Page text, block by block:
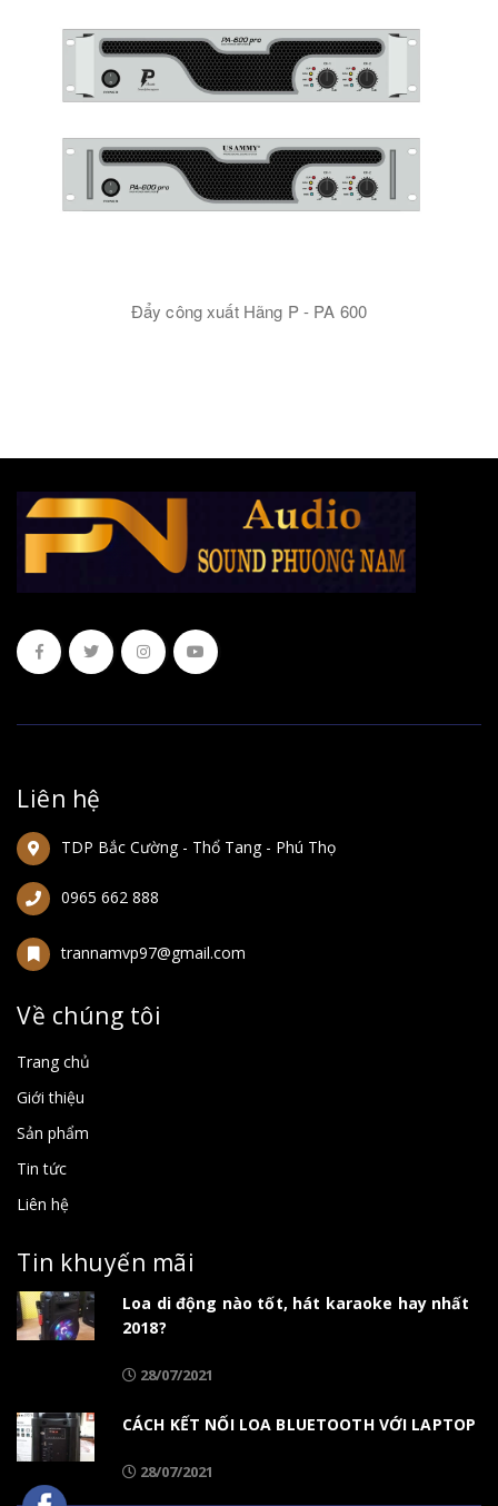
Đẩy công xuất Hãng P - PA 600
Liên hệ
TDP Bắc Cường - Thổ Tang - Phú Thọ
0965 662 888
trannamvp97@gmail.com
Về chúng tôi
Trang chủ
Giới thiệu
Sản phẩm
Tin tức
Liên hệ
Tin khuyến mãi
Loa di động nào tốt, hát karaoke hay nhất
2018?
28/07/2021
CÁCH KẾT NỐI LOA BLUETOOTH VỚI LAPTOP
28/07/2021